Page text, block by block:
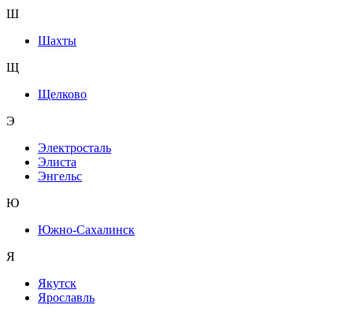
Ш
Шахты
Щ
Щелково
Э
Электросталь
Элиста
Энгельс
Ю
Южно-Сахалинск
Я
Якутск
Ярославль